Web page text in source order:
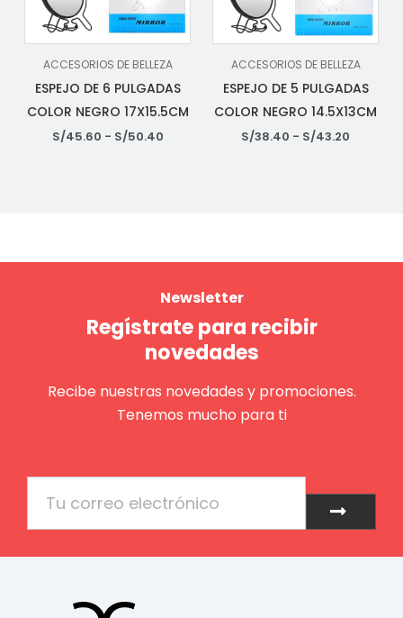
ACCESORIOS DE BELLEZA
ESPEJO DE 6 PULGADAS
COLOR NEGRO 17X15.5CM
S/45.60 - S/50.40
ACCESORIOS DE BELLEZA
ESPEJO DE 5 PULGADAS
COLOR NEGRO 14.5X13CM
S/38.40 - S/43.20
Newsletter
Regístrate para recibir
novedades
Recibe nuestras novedades y promociones.
Tenemos mucho para ti
Enviar